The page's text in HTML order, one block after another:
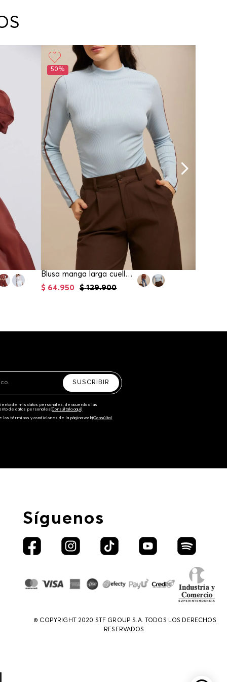
la recogida del producto en la dirección
50%
Blusa manga larga cuello alto para mujer
$ 129.900
$ 64.950
SUSCRIBIR
de mis datos personales, de acuerdo a las
de datos personales‎(Consúltala aquí)
los términos y condiciones de la página web‎(Consúltal
Síguenos
© COPYRIGHT 2020 STF GROUP S.A. TODOS LOS DERECHOS
RESERVADOS.